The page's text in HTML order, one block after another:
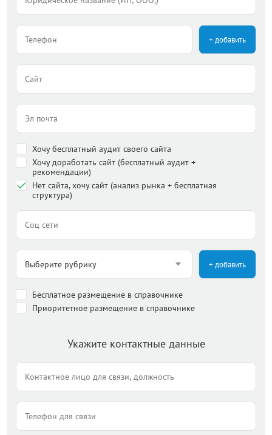
+ добавить
Хочу бесплатный аудит своего сайта
Хочу доработать сайт (бесплатный аудит +
рекомендации)
Нет сайта, хочу сайт (анализ рынка + бесплатная
структура)
+ добавить
Бесплатное размещение в справочнике
Приоритетное размещение в справочнике
Укажите контактные данные